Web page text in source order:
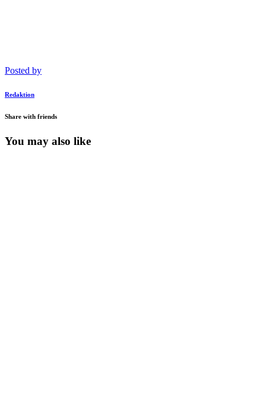
Posted by
Redaktion
Share with friends
You may also like